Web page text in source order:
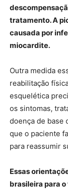
tratamento. A
causada por
miocardite.
Outra medida
reabilitação
esquelética
os sintomas,
doença de base
que o paciente
para reassumir
Essas
brasileira para